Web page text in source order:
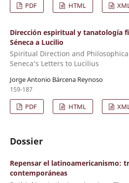
PDF
HTML
Dirección espiritual y tanatología
Séneca a Lucilio
Spiritual Direction and
Seneca’s Letters to Lucilius
Jorge Antonio Bárcena Reynoso
159-187
PDF
HTML
Dossier
Repensar el latinoamericanismo:
contemporáneas